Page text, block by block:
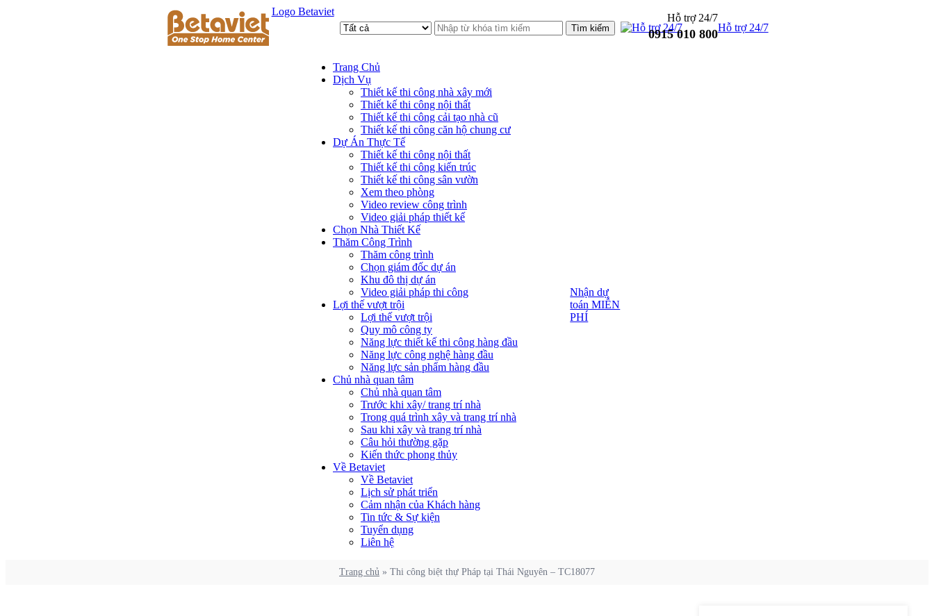
Logo Betaviet
Hỗ trợ 24/7
0915 010 800Hỗ trợ 24/7
Trang Chủ
Dịch Vụ
Thiết kế thi công nhà xây mới
Thiết kế thi công nội thất
Thiết kế thi công cải tạo nhà cũ
Thiết kế thi công căn hộ chung cư
Dự Án Thực Tế
Thiết kế thi công nội thất
Thiết kế thi công kiến trúc
Thiết kế thi công sân vườn
Xem theo phòng
Video review công trình
Video giải pháp thiết kế
Chọn Nhà Thiết Kế
Thăm Công Trình
Thăm công trình
Chọn giám đốc dự án
Khu đô thị dự án
Video giải pháp thi công
Lợi thế vượt trội
Lợi thế vượt trội
Quy mô công ty
Năng lực thiết kế thi công hàng đầu
Năng lực công nghệ hàng đầu
Năng lực sản phẩm hàng đầu
Chủ nhà quan tâm
Chủ nhà quan tâm
Trước khi xây/ trang trí nhà
Trong quá trình xây và trang trí nhà
Sau khi xây và trang trí nhà
Câu hỏi thường gặp
Kiến thức phong thủy
Về Betaviet
Về Betaviet
Lịch sử phát triển
Cảm nhận của Khách hàng
Tin tức & Sự kiện
Tuyển dụng
Liên hệ
Nhận dự
toán MIỄN
PHÍ
Trang chủ » Thi công biệt thự Pháp tại Thái Nguyên – TC18077